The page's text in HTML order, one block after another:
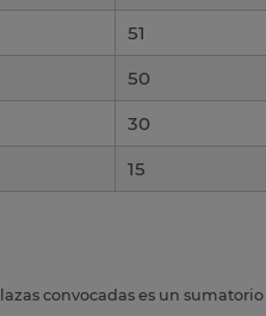
51
50
30
15
convocadas es un